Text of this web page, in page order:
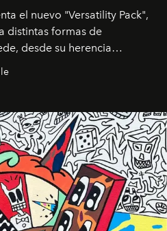
el nuevo "Versatility Pack",
distintas formas de
desde su herencia
moderna inspirada en el